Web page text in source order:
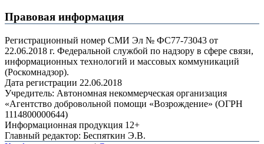
Правовая информация
Регистрационный номер СМИ Эл № ФС77-73043 от
22.06.2018 г. Федеральной службой по надзору в сфере связи,
информационных технологий и массовых коммуникаций
(Роскомнадзор).
Дата регистрации 22.06.2018
Учредитель: Автономная некоммерческая организация
«Агентство добровольной помощи «Возрождение» (ОГРН
1114800000644)
Информационная продукция 12+
Главный редактор: Беспяткин Э.В.